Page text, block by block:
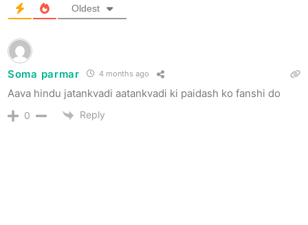
Oldest
Soma parmar 4 months ago
Aava hindu jatankvadi aatankvadi ki paidash ko fanshi do
0 Reply